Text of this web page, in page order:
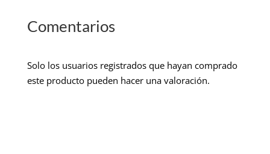
Comentarios
Solo los usuarios registrados que hayan comprado
este producto pueden hacer una valoración.